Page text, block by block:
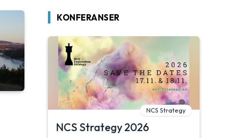
KONFERANSER
NCS Strategy
NCS Strategy 2026